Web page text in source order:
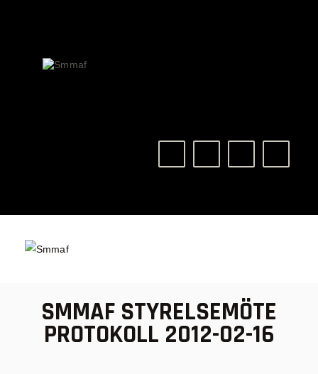
SMMAF STYRELSEMÖTE
PROTOKOLL 2012-02-16